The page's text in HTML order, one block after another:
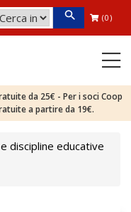
(0)
da 25€ - Per i soci Coop
a partire da 19€.
discipline educative